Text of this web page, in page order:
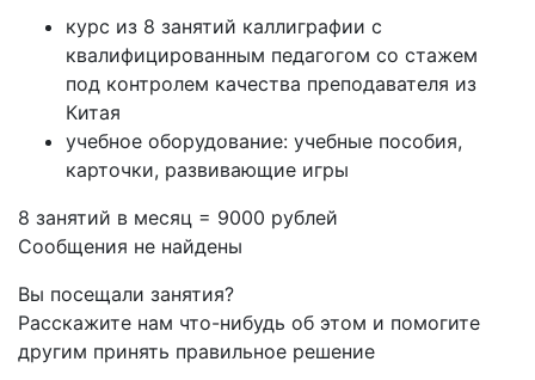
курс из 8 занятий каллиграфии с
квалифицированным педагогом со стажем
под контролем качества преподавателя из
Китая
учебное оборудование: учебные пособия,
карточки, развивающие игры
8 занятий в месяц = 9000 рублей
Сообщения не найдены
Вы посещали занятия?
Расскажите нам что-нибудь об этом и помогите
другим принять правильное решение